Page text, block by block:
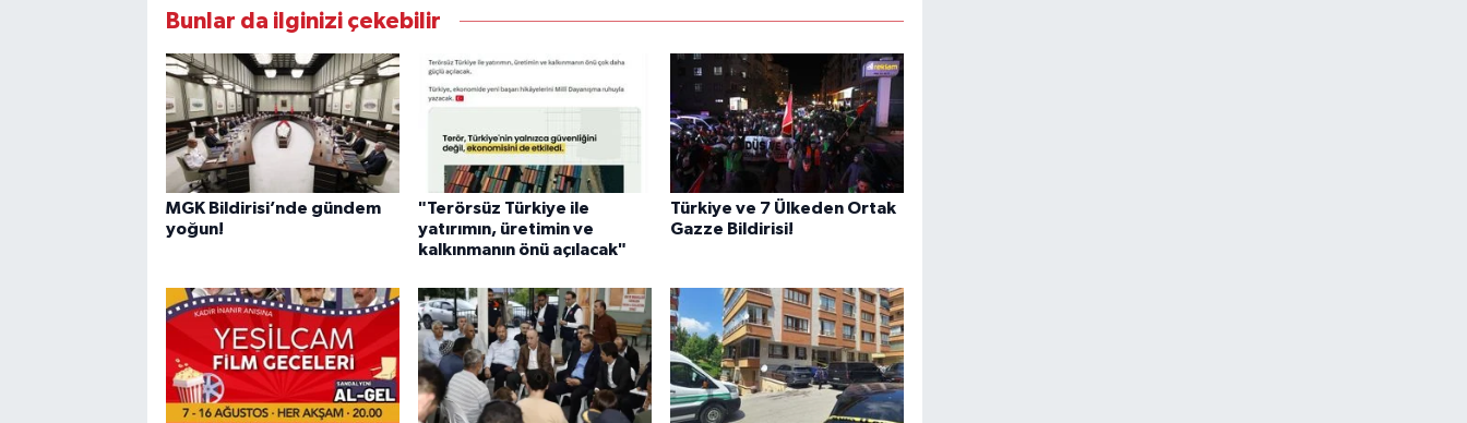
Bunlar da ilginizi çekebilir
MGK Bildirisi’nde gündem
yoğun!
"Terörsüz Türkiye ile
yatırımın, üretimin ve
kalkınmanın önü açılacak"
Türkiye ve 7 Ülkeden Ortak
Gazze Bildirisi!